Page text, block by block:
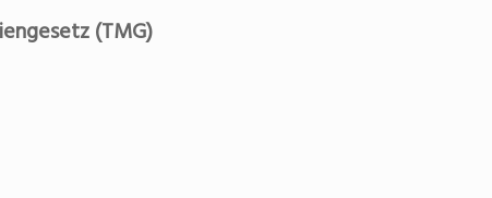
(TMG)